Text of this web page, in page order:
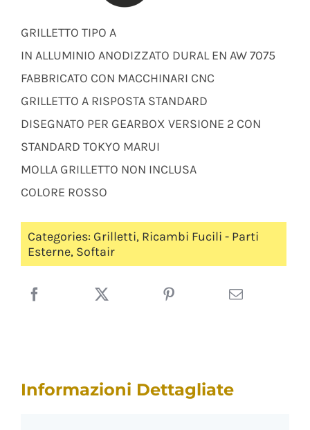
GRILLETTO TIPO A
IN ALLUMINIO ANODIZZATO DURAL EN AW 7075
FABBRICATO CON MACCHINARI CNC
GRILLETTO A RISPOSTA STANDARD
DISEGNATO PER GEARBOX VERSIONE 2 CON
STANDARD TOKYO MARUI
MOLLA GRILLETTO NON INCLUSA
COLORE ROSSO
Categories: Grilletti, Ricambi Fucili - Parti
Esterne, Softair
Informazioni Dettagliate